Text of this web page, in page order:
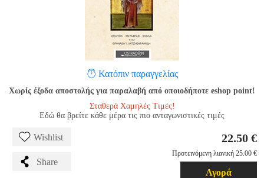
Κατόπιν παραγγελίας
Χωρίς έξοδα αποστολής για παραλαβή από οποιοδήποτε eshop point!
Σταθερά Χαμηλές Τιμές!
Εδώ θα βρείτε κάθε μέρα τις πιο ανταγωνιστικές τιμές
Wishlist
Share
22.50 €
Προτεινόμενη λιανική 25.00 €
Αγορά